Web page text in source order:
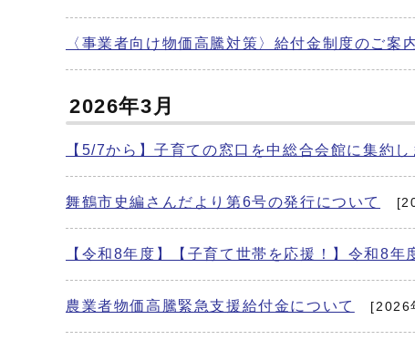
〈事業者向け物価高騰対策〉給付金制度のご案
2026年3月
【5/7から】子育ての窓口を中総合会館に集約し
舞鶴市史編さんだより第6号の発行について
【令和8年度】【子育て世帯を応援！】令和8
農業者物価高騰緊急支援給付金について [2026